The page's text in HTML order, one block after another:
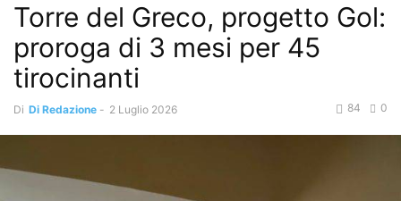
Torre del Greco, progetto Gol:
proroga di 3 mesi per 45
tirocinanti
Di Di Redazione - 2 Luglio 2026 0
84